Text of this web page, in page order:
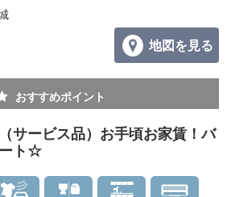
地図を見る
おすすめポイント
サービス品）お手頃お家賃！バ
ト☆